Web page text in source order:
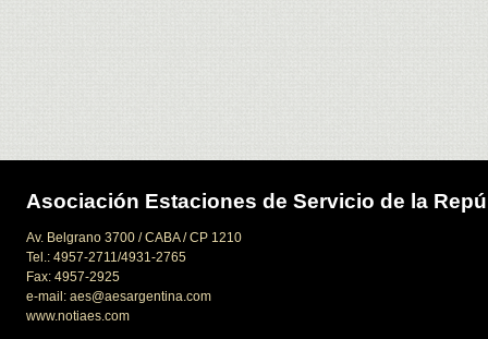
Asociación Estaciones de Servicio de la
Av. Belgrano 3700 / CABA / CP 1210
Tel.: 4957-2711/4931-2765
Fax: 4957-2925
e-mail: aes@aesargentina.com
www.notiaes.com